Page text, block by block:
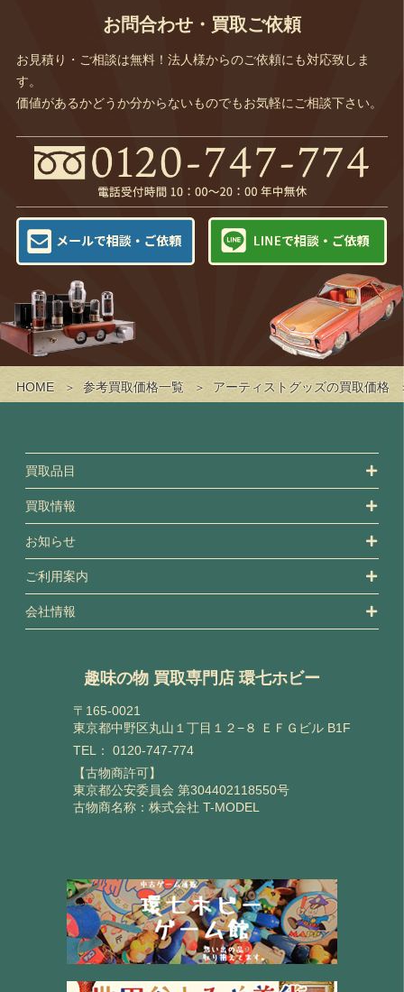
HOME 参考買取価格一覧 アーティストグッズの買取価格
お問合わせ・買取ご依頼
お見積り・ご相談は無料！法人様からのご依頼にも対応致しま
す。
価値があるかどうか分からないものでもお気軽にご相談下さい。
買取品目
買取情報
お知らせ
ご利用案内
会社情報
趣味の物 買取専門店 環七ホビー
〒165-0021
東京都中野区丸山１丁目１２−８ ＥＦＧビル B1F
TEL： 0120-747-774
【古物商許可】
東京都公安委員会 第304402118550号
古物商名称：株式会社 T-MODEL